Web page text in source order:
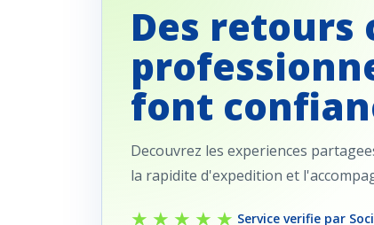
Des retours
font
Decouvrez les experiences
la rapidite d'expedition et
★★★★★ Service verifie par